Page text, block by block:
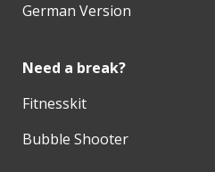
German Version
Need a break?
Fitnesskit
Bubble Shooter